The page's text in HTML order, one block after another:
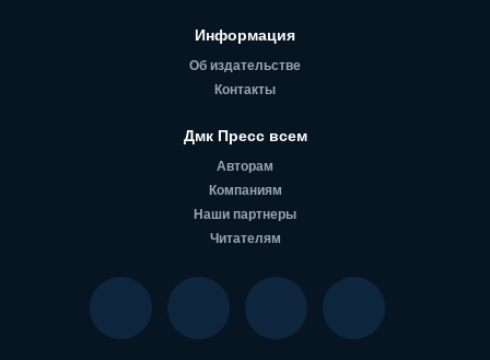
Информация
Об издательстве
Контакты
Дмк Пресс всем
Авторам
Компаниям
Наши партнеры
Читателям